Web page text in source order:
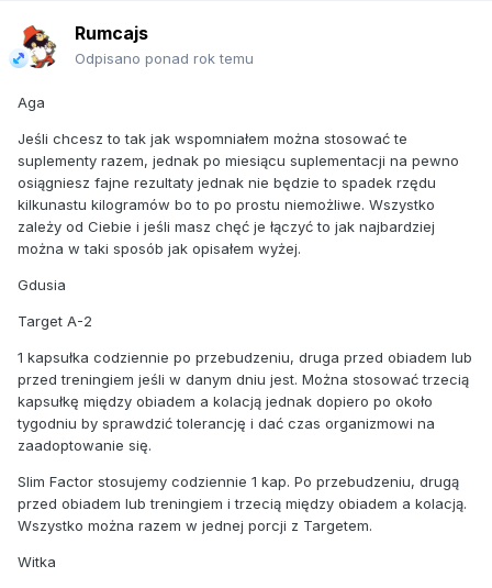
Rumcajs
Odpisano ponad rok temu
Aga
Jeśli chcesz to tak jak wspomniałem można stosować te
suplementy razem, jednak po miesiącu suplementacji na pewno
osiągniesz fajne rezultaty jednak nie będzie to spadek rzędu
kilkunastu kilogramów bo to po prostu niemożliwe. Wszystko
zależy od Ciebie i jeśli masz chęć je łączyć to jak najbardziej
można w taki sposób jak opisałem wyżej.
Gdusia
Target A-2
1 kapsułka codziennie po przebudzeniu, druga przed obiadem lub
przed treningiem jeśli w danym dniu jest. Można stosować trzecią
kapsułkę między obiadem a kolacją jednak dopiero po około
tygodniu by sprawdzić tolerancję i dać czas organizmowi na
zaadoptowanie się.
Slim Factor stosujemy codziennie 1 kap. Po przebudzeniu, drugą
przed obiadem lub treningiem i trzecią między obiadem a kolacją.
Wszystko można razem w jednej porcji z Targetem.
Witka